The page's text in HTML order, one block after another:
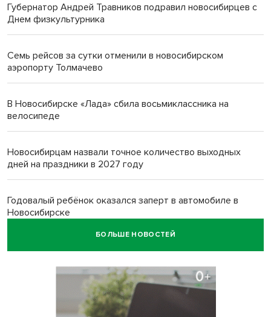
Губернатор Андрей Травников подравил новосибирцев с
Днем физкультурника
Семь рейсов за сутки отменили в новосибирском
аэропорту Толмачево
В Новосибирске «Лада» сбила восьмиклассника на
велосипеде
Новосибирцам назвали точное количество выходных
дней на праздники в 2027 году
Годовалый ребёнок оказался заперт в автомобиле в
Новосибирске
БОЛЬШЕ НОВОСТЕЙ